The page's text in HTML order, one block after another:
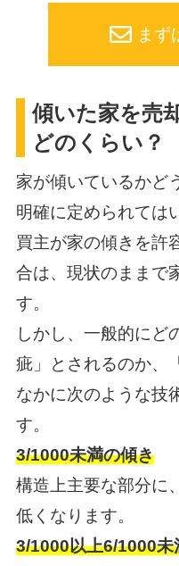
まず
傾いた家を売
どのくらい？
家が傾いているかど
明確に定められては
買主が家の傾きを許
合は、現状のままで
す。
しかし、一般的にど
疵」とされるのか、
なかに次のような技
す。
3/1000未満の傾き
構造上主要な部分に
低くなります。
3/1000以上6/1000未